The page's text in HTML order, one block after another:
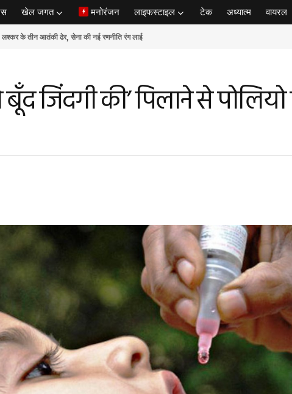
खेल जगत मनोरंजन लाइफस्टाइल टेक अध्यात्म वायरल
तीन आतंकी ढेर, सेना की नई रणनीति रंग लाई
बूँद जिंदगी की’ पिलाने से